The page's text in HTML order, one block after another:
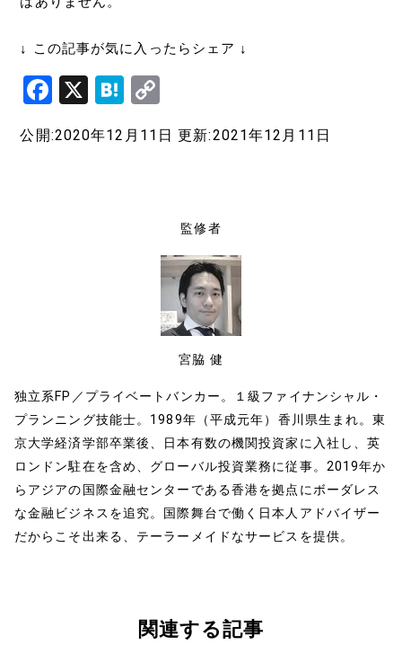
↓ この記事が気に入ったらシェア ↓
F
c
X
H
e
p
k
公開:2020年12月11日 更新:2021年12月11日
監修者
宮脇 健
独立系FP／プライベートバンカー。１級ファイナンシャル・
プランニング技能士。1989年（平成元年）香川県生まれ。東
京大学経済学部卒業後、日本有数の機関投資家に入社し、英
ロンドン駐在を含め、グローバル投資業務に従事。2019年か
らアジアの国際金融センターである香港を拠点にボーダレス
な金融ビジネスを追究。国際舞台で働く日本人アドバイザー
だからこそ出来る、テーラーメイドなサービスを提供。
関連する記事